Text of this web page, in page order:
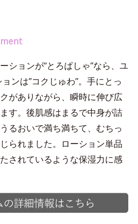
ションが“とろぱしゃ”なら、ユ
ンは”コクじゅわ”。手にとっ
がありながら、瞬時に伸び広
す。後肌感はまるで中身が詰
るおいで満ち満ちて、むちっ
られました。ローション単品
されているような保湿力に感